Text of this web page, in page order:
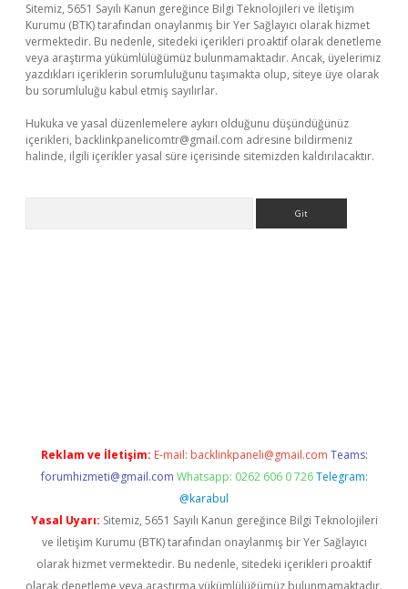
Sitemiz, 5651 Sayılı Kanun gereğince Bilgi Teknolojileri ve İletişim
Kurumu (BTK) tarafından onaylanmış bir Yer Sağlayıcı olarak hizmet
vermektedir. Bu nedenle, sitedeki içerikleri proaktif olarak denetleme
veya araştırma yükümlülüğümüz bulunmamaktadır. Ancak, üyelerimiz
yazdıkları içeriklerin sorumluluğunu taşımakta olup, siteye üye olarak
bu sorumluluğu kabul etmiş sayılırlar.
Hukuka ve yasal düzenlemelere aykırı olduğunu düşündüğünüz
içerikleri, backlinkpanelicomtr@gmail.com adresine bildirmeniz
halinde, ilgili içerikler yasal süre içerisinde sitemizden kaldırılacaktır.
Reklam ve İletişim: E-mail: backlinkpaneli@gmail.com Teams:
forumhizmeti@gmail.com Whatsapp: 0262 606 0 726 Telegram:
@karabul
Yasal Uyarı: Sitemiz, 5651 Sayılı Kanun gereğince Bilgi Teknolojileri
ve İletişim Kurumu (BTK) tarafından onaylanmış bir Yer Sağlayıcı
olarak hizmet vermektedir. Bu nedenle, sitedeki içerikleri proaktif
olarak denetleme veya araştırma yükümlülüğümüz bulunmamaktadır.